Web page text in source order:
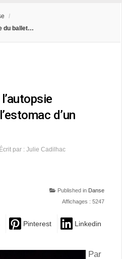
/
du ballet…
d’un
Écrit par : Julie Cadilhac
Published in Danse
Affichages : 5247
Pinterest Linkedin
Par